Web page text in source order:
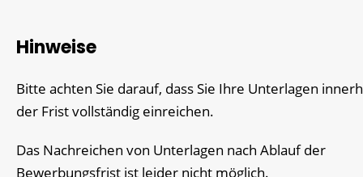
Hinweise
Bitte achten Sie darauf, dass Sie Ihre Unterlagen
der Frist vollständig einreichen.
Das Nachreichen von Unterlagen nach Ablauf der
Bewerbungsfrist ist leider nicht möglich.